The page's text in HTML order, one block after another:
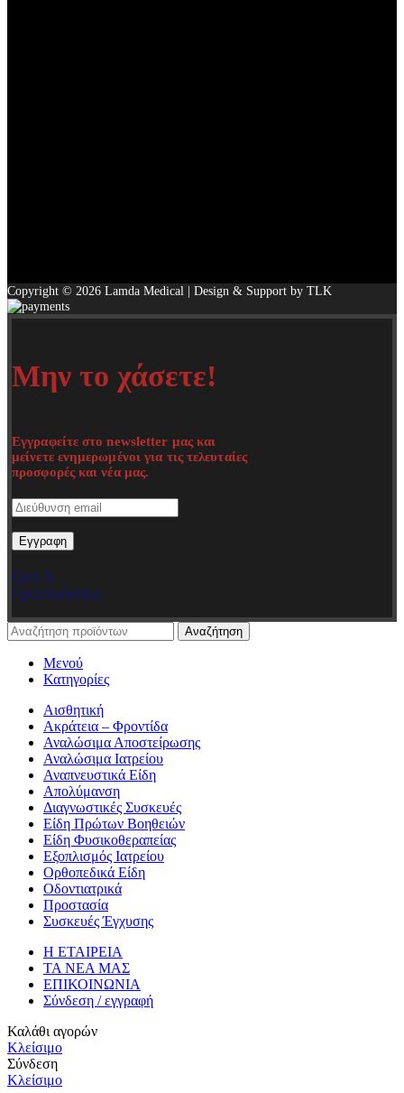
Copyright © 2026 Lamda Medical | Design & Support by TLK
Μην το χάσετε!
Εγγραφείτε στο newsletter μας και
μείνετε ενημερωμένοι για τις τελευταίες
προσφορές και νέα μας.
Όροι &
Προϋποθέσεις
Αναζήτηση
Μενού
Κατηγορίες
Αισθητική
Ακράτεια – Φροντίδα
Αναλώσιμα Αποστείρωσης
Αναλώσιμα Ιατρείου
Αναπνευστικά Είδη
Απολύμανση
Διαγνωστικές Συσκευές
Είδη Πρώτων Βοηθειών
Είδη Φυσικοθεραπείας
Εξοπλισμός Ιατρείου
Ορθοπεδικά Είδη
Οδοντιατρικά
Προστασία
Συσκευές Έγχυσης
Η ΕΤΑΙΡΕΙΑ
ΤΑ ΝΕΑ ΜΑΣ
ΕΠΙΚΟΙΝΩΝΙΑ
Σύνδεση / εγγραφή
Καλάθι αγορών
Κλείσιμο
Σύνδεση
Κλείσιμο